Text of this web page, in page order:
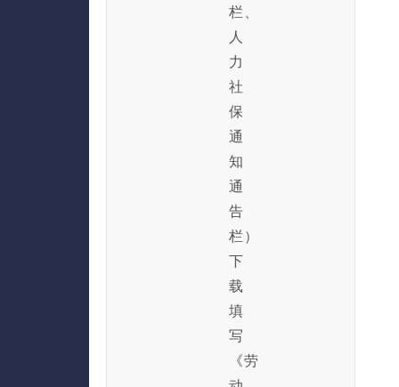
栏、
人
力
社
保
通
知
通
告
栏）
下
载
填
写
《劳